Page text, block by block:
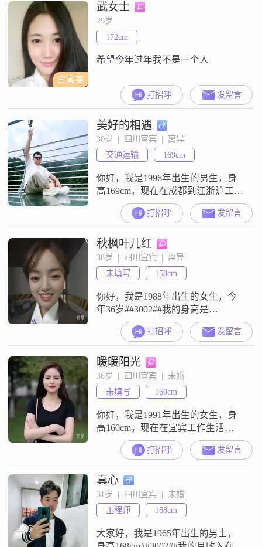
健谈的，和大家相处起来也比较随
和，容易相处##3002##平时我是一
个乐观积极的人，做事有责任感，
也比较有耐心，能包容一些事情
##3002##身
白富美
武女士
29岁
172cm
希望今年过年我不是一个人
打招呼 发留言
美好的相遇
30岁  |  四川宜宾  |  离异
交通运输
169cm
你好，我是1996年出生的男生，身
高169cm，现在在成都到江浙沪工
作，学历是中专，月收入在8001到
12000元之间##3002##我平时喜欢做
菜烹饪，也觉得这是生活里挺实在
的一部分##3002##对于感情，我觉
得真诚相待是基础，两个人相处要
相互尊重，也能一起共同成长
##3002##我希望我们能做到包容理
解，情绪稳定
打招呼 发留言
秋枫叶儿红
38岁  |  四川宜宾  |  离异
未填写
158cm
你好，我是1988年出生的女生，今
年36岁##3002##我的身高是
158cm##3002##我的学历是大学本科
##3002##我现在的工作地是在宜
宾，月收入在12001到20000元之间
##3002##关于我的性格，我是一个
温柔体贴的人，平时随和易相处，
大家都说我真诚可靠##3002##我对
待生活的态度是热爱生活##
打招呼 发留言
暖暖阳光
36岁  |  四川宜宾  |  未婚
未填写
160cm
你好，我是1991年出生的女生，身
高160cm，现在在宜宾工作生活
##3002##我的月收入在8001到12000
元这个区间，学历是高中及以下
##3002##关于对感情的态度，我比
较看重两个人的相处状态##3002##
我拒绝控制欲，觉得两个人相处还
是要给彼此留一些空间，互相尊重
才比较舒服##3002##我也比较喜欢
浪漫
打招呼 发留言
真心
31岁  |  四川宜宾  |  未婚
工程师
168cm
大家好，我是1965年出生的男士，